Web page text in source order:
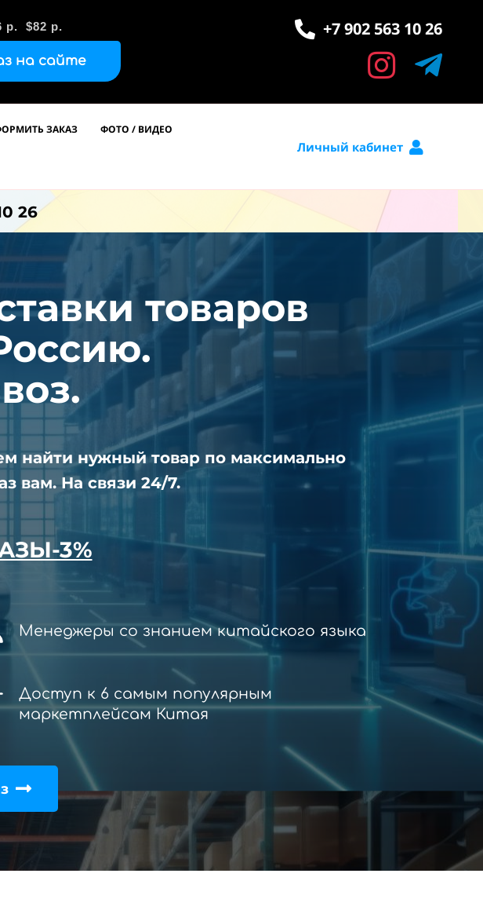
р. $82 р.
на сайте
+7 902 563 10 26
ЗАКАЗ ФОТО / ВИДЕО
Личный кабинет
26
товаров
найти нужный товар по максимально
вам. На связи 24/7.
3%
Менеджеры со знанием китайского языка
Доступ к 6 самым популярным
маркетплейсам Китая